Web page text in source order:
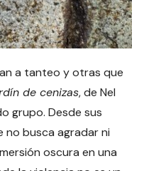
a tanteo y otras que
de cenizas, de Nel
grupo. Desde sus
no busca agradar ni
oscura en una